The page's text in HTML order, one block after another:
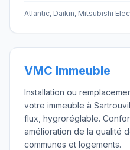
Atlantic, Daikin, Mitsubishi
VMC Immeuble
Installation ou
votre immeuble à
flux, hygroréglable.
amélioration de la qualité
communes et logements.